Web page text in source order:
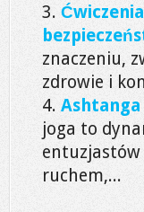
znaczeniu,
zdrowie i
joga to
entuzjastów
ruchem,...